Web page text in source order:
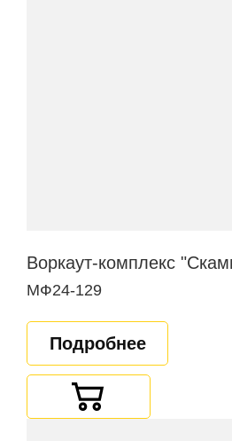
МФ24-129
Подробнее